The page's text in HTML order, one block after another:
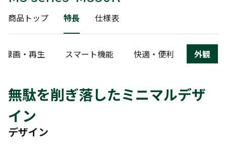
商品トップ 特長 仕様表
録画・再生 スマート機能 快適・便利 外観
無駄を削ぎ落したミニマルデザ
イン
デザイン